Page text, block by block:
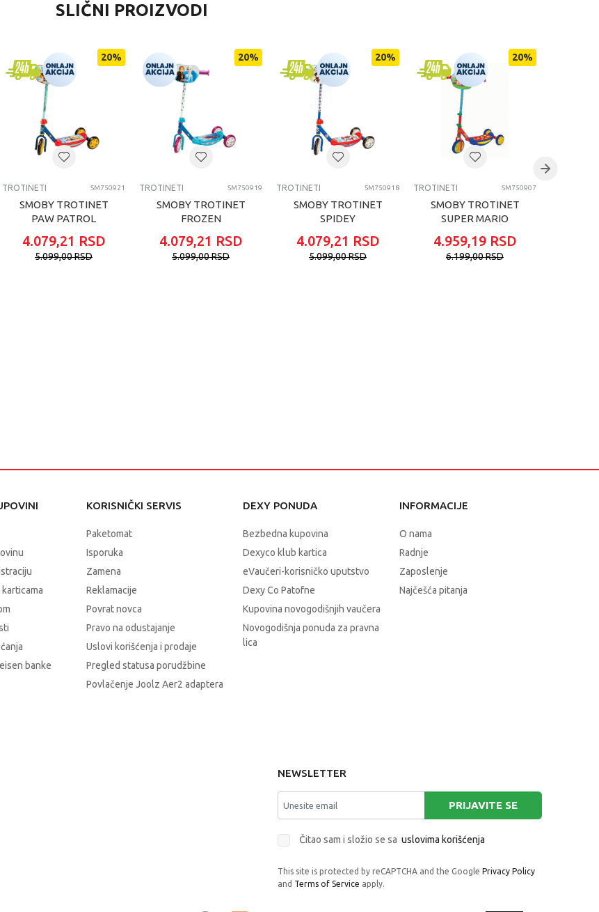
Trotineti
Smoby ostalo
univerzalno
4-6 godina
TROTINETI
SLIČNI PROIZVODI
20%
TROTINETI SM750921
SMOBY TROTINET
PAW PATROL
4.079,21 RSD
5.099,00RSD
20%
TROTINETI SM750919
SMOBY TROTINET
FROZEN
4.079,21 RSD
5.099,00RSD
20%
TROTINETI SM750918
SMOBY TROTINET
SPIDEY
4.079,21 RSD
5.099,00RSD
20%
TROTINETI SM750907
SMOBY TROTINET
SUPER MARIO
4.959,19 RSD
6.199,00RSD
banke
KORISNIČKI SERVIS
Paketomat
Isporuka
Zamena
Reklamacije
Povrat novca
Pravo na odustajanje
Uslovi korišćenja i prodaje
Pregled statusa porudžbine
Povlačenje Joolz Aer2 adaptera
DEXY PONUDA
Bezbedna kupovina
Dexyco klub kartica
eVaučeri-korisničko uputstvo
Dexy Co Patofne
Kupovina novogodišnjih vaučera
Novogodišnja ponuda za pravna
lica
INFORMACIJE
O nama
Radnje
Zaposlenje
Najčešća pitanja
NEWSLETTER
PRIJAVITE SE
Čitao sam i složio se sa uslovima korišćenja
This site is protected by reCAPTCHA and the Google Privacy Policy
and Terms of Service apply.